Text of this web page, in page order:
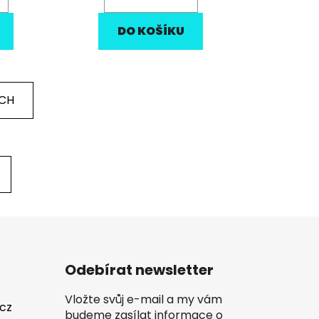
DO KOŠÍKU
Odebírat newsletter
Vložte svůj e-mail a my vám
budeme zasílat informace o